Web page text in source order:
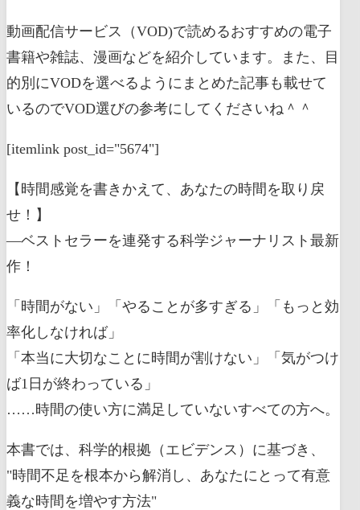
動画配信サービス（VOD)で読めるおすすめの電子
書籍や雑誌、漫画などを紹介しています。また、目
的別にVODを選べるようにまとめた記事も載せて
いるのでVOD選びの参考にしてくださいね＾＾
[itemlink post_id="5674"]
【時間感覚を書きかえて、あなたの時間を取り戻
せ！】
―ベストセラーを連発する科学ジャーナリスト最新
作！
「時間がない」「やることが多すぎる」「もっと効
率化しなければ」
「本当に大切なことに時間が割けない」「気がつけ
ば1日が終わっている」
……時間の使い方に満足していないすべての方へ。
本書では、科学的根拠（エビデンス）に基づき、
"時間不足を根本から解消し、あなたにとって有意
義な時間を増やす方法"